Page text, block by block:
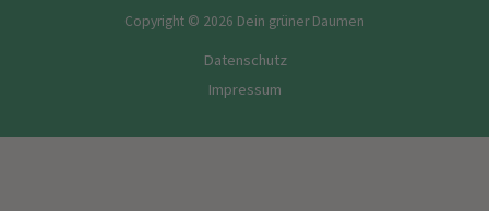
Copyright © 2026 Dein grüner Daumen
Datenschutz
Impressum